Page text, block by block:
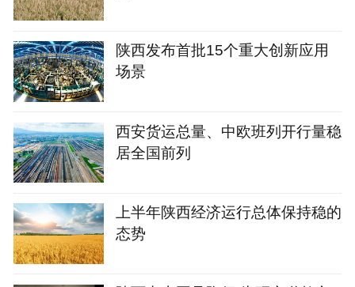
陕西发布首批15个重大创新应用
场景
西安货运总量、中欧班列开行量稳
居全国前列
上半年陕西经济运行总体保持稳的
态势